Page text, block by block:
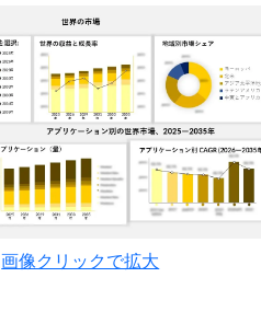
画像クリックで拡大